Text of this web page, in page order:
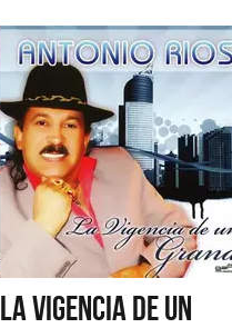
LA VIGENCIA DE UN